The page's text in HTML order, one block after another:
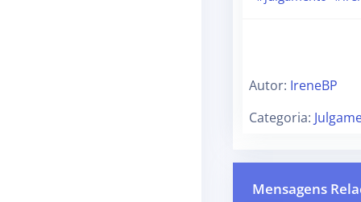
Autor: IreneBP
Categoria:
Mensagens